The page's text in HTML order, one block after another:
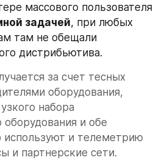
массового пользователя
задачей, при любых
там не обещали
дистрибьютива.
за счет тесных
оборудования,
набора
и обе
используют и телеметрию
и партнерские сети.